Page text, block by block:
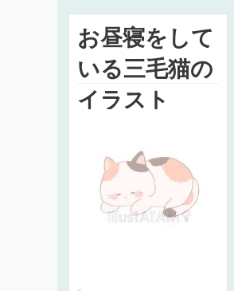
お昼寝をして
いる三毛猫の
イラスト